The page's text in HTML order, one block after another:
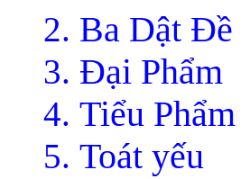
Ba Dật Ðề
Ðại Phẩm
Tiểu Phẩm
Toát yếu